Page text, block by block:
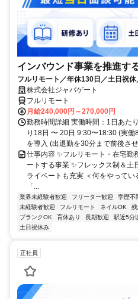
インバウンド事業を推進す
フルリモート／年休130日／土日祝
株式会社ジャパゲート
フルリモート
月給240,000円～270,000円
勤務時間詳細 実働時間：1日あた
り18日 〜 20日 9:30〜18:30 (実
を導入 (出退勤を30分まで前後さ
仕事内容 ✨フルリモート・在宅勤
ートする事業 ✨フレックス制＆
ライベートも充実 ＜何をやってい
「...
業界未経験者歓迎 フリーター歓迎 学歴不
未経験者歓迎
フルリモート ネイルOK
ブランクOK
育休あり 長期歓迎 駅近5分
土日祝休み
正社員